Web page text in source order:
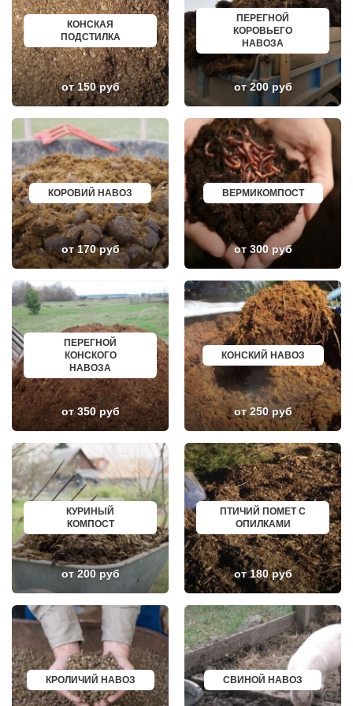
ГАЗОПРОВОД
ГЛАГОЛЕВО
ГЛЕБОВСКИЙ
ГОЛИЦИНО
ГОРКИ ЛЕНИНСКИЕ
ГОРКИ-10
ДАВЫДОВО
ДЕДЕНЕВО
ДЕДОВСК
ДЕМИХОВО
ДЗЕРЖИНСКИЙ
ДМИТРОВ
ДОЛГОПРУДНЫЙ
ДОМОДЕДОВО
ДОРОХОВО
ДРЕЗНА
ДРУЖБА
ДУБКИ
ДУБНА
ДУБОВАЯ РОЩА
ЕГОРЬЕВСК
ЖЕЛЕЗНОДОРОЖНЫЙ
ЖИЛЕВО
ЖУКОВСКИЙ
ЗАГОРЯНСКИЙ
ЗАПРУДНЯ
ЗАРАЙСК
ЗАРЕЧЬЕ
ЗВЕНИГОРОД
ЗЕЛЕНОГРАД
ЗЕЛЕНОГРАДСКИЙ
ЗНАМЯ ОКТЯБРЯ
ИВАНТЕЕВКА
ИКША
ИСТРА
КАЛИНИНЕЦ
КАШИРА
КИЕВСКИЙ
КЛИМОВСК
КЛИН
КЛЯЗЬМА
КНУТОВО
КОЖИНО
КОКОШКИНО
КОЛЮБАКИНО
КОММУНАРКА
КОРЕНЕВО
КОРОЛЕВ
КОСИНО
КОТЕЛЬНИКИ
КРАСКОВО
КРАСНАЯ ПАХРА
КРАСНОАРМЕЙСК
КРАСНОГОРСК
КРАСНОЗАВОДСК
БОГОРОДСК
АРТЕМ
ГОРЯЧИЙ КЛЮЧ
БОРОВИЧИ
ХАНТЫ МАНСИЙСК
ДМИТРИЕВ
ПЕТРОПАВЛОВСК КАМЧАТСКИЙ
АПШЕРОНСК
ВЕЛИКИЕ ЛУКИ
ЛОМОНОСОВ
НИЖНЕКАМСК
КАСПИЙСК
АЧИНСК
ЧЕРКЕССК
ЖЕЛЕЗНОГОРСК
АСБЕСТ
БОРИСОГЛЕБСК
БУЗУЛУК
ЕССЕНТУКИ
КАНСК
ТОСНО
ЭЛИСТА
ХАСАВЮРТ
УХТА
НОРИЛЬСК
РЕЖ
НОВОАЛТАЙСК
НЕВИННОМЫССК
ГОРНО АЛТАЙСК
КИНЕШМА
СЕРОВ
АЛЬМЕТЬЕВСК
ГРОЗНЫЙ
ЗЛАТОУСТ
НОВОЧЕБОКСАРСК
МИРНЫЙ
ГЕОРГИЕВСК
НОВОКУЙБЫШЕВСК
МИНЕРАЛЬНЫЕ ВОДЫ
ЕЛАБУГА
ЕЛЕЦ
ПАВЛОВО
КИСЛОВОДСК
КРОПОТКИН
УСОЛЬЕ
НИЖНЕВАРТОВСК
КОРЕНОВСК
ПИОНЕРСКИЙ
КИРИШИ
САРОВ
ЧАПАЕВСК
АЛЕКСИН
БЕЛОРЕЧЕНСК
БОЛЬШОЙ КАМЕНЬ
КИРЖАЧ
ПРИОЗЕРСК
КОНСКАЯ
ПОДСТИЛКА
от 150 руб
ПЕРЕГНОЙ
КОРОВЬЕГО
НАВОЗА
от 200 руб
КОРОВИЙ НАВОЗ
от 170 руб
ВЕРМИКОМПОСТ
от 300 руб
ПЕРЕГНОЙ
КОНСКОГО
НАВОЗА
от 350 руб
КОНСКИЙ НАВОЗ
от 250 руб
КУРИНЫЙ
КОМПОСТ
от 200 руб
ПТИЧИЙ ПОМЕТ С
ОПИЛКАМИ
от 180 руб
КРОЛИЧИЙ НАВОЗ СВИНОЙ НАВОЗ